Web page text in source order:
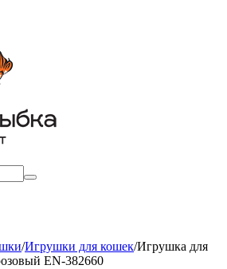
/Игрушки для кошек/Игрушка для
EN-382660